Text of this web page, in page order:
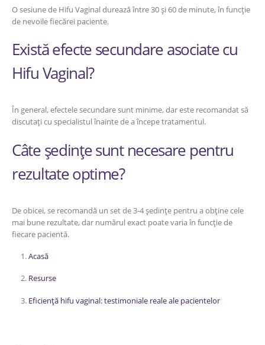
O sesiune de Hifu Vaginal durează între 30 și 60 de minute, în funcție
de nevoile fiecărei paciente.
Există efecte secundare asociate cu
Hifu Vaginal?
În general, efectele secundare sunt minime, dar este recomandat să
discutați cu specialistul înainte de a începe tratamentul.
Câte ședințe sunt necesare pentru
rezultate optime?
De obicei, se recomandă un set de 3-4 ședințe pentru a obține cele
mai bune rezultate, dar numărul exact poate varia în funcție de
fiecare pacientă.
Acasă
Resurse
Eficiență hifu vaginal: testimoniale reale ale pacientelor